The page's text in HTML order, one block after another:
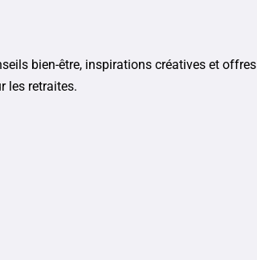
bien-être, inspirations créatives et offres
les retraites.